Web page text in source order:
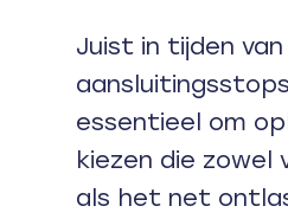
Juist in tijden
essentieel om
kiezen die zowel
als het net